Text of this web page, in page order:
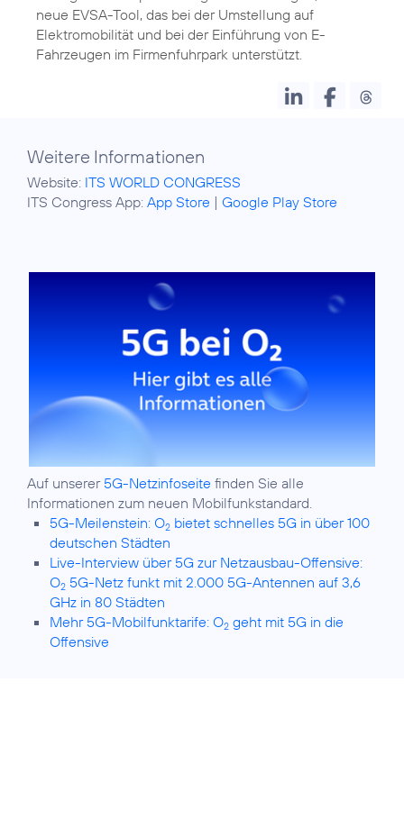
neue EVSA-Tool, das bei der Umstellung auf
Elektromobilität und bei der Einführung von E-
Fahrzeugen im Firmenfuhrpark unterstützt.
Weitere Informationen
Website: ITS WORLD CONGRESS
ITS Congress App: App Store | Google Play Store
Auf unserer 5G-Netzinfoseite finden Sie alle
5G-Meilenstein: O2 bietet schnelles 5G in über 100
deutschen Städten
Live-Interview über 5G zur Netzausbau-Offensive:
O2 5G-Netz funkt mit 2.000 5G-Antennen auf 3,6
GHz in 80 Städten
Mehr 5G-Mobilfunktarife: O2 geht mit 5G in die
Offensive